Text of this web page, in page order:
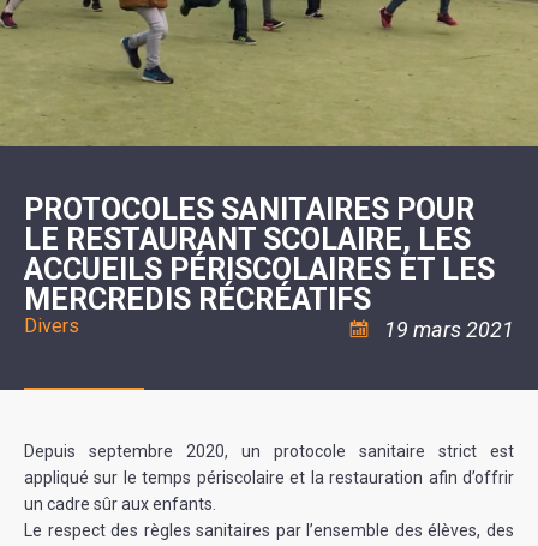
20ÈME
SIÈCLE
RÉUNIONS
DU
MUNICIPAL
ARRÊTÉS
DÉCISIONS
MAIRE
DE
LA
MINORITÉ
LES
ESPACE
11
ANS
ASSOCIATION
COULÉE
DOUCE
ENVIRONNEMENT
L'ASSAINISSEMENT
AUTONOMIE
LA
POLICE
MUNICIPALE
SÉCURITÉ
RISQUES
MAJEURS
DE
MUSIQUE
L'ÉCOLE
COMMUNAUTAIRE
VOIE
VERTE
VISITES
DÉCOUVERTES
RANDONNÉES
LE
CAMPING-
CARS
TENTES
ET
CARAVANES
LA
HALTE
FLUVIALE
PROTOCOLES SANITAIRES POUR
LE RESTAURANT SCOLAIRE, LES
ACCUEILS PÉRISCOLAIRES ET LES
MERCREDIS RÉCRÉATIFS
Divers 19 mars 2021
Depuis septembre 2020, un protocole sanitaire strict est
appliqué sur le temps périscolaire et la restauration afin d’offrir
un cadre sûr aux enfants.
Le respect des règles sanitaires par l’ensemble des élèves, des